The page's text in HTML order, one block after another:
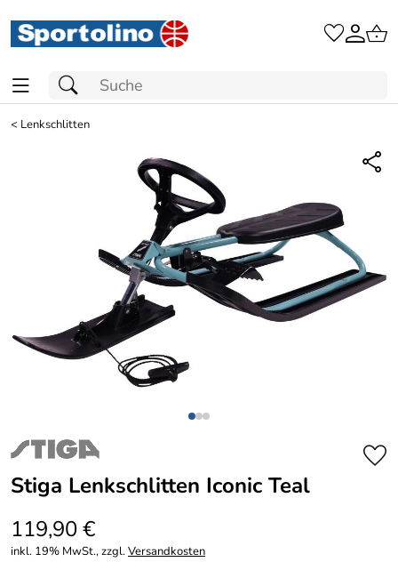
< Lenkschlitten
Stiga Lenkschlitten Iconic Teal
119,90 €
inkl. 19% MwSt., zzgl.Versandkosten